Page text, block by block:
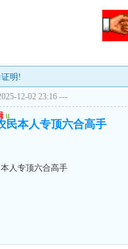
明!
12-02 23:16 ---
u
民本人专顶六合高手
人专顶六合高手